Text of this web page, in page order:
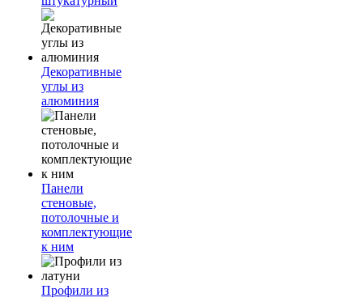
Декоративные
углы из
алюминия
Панели
стеновые,
потолочные и
комплектующие
к ним
Профили из